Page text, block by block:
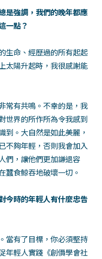
是強調，我們的晚年都應
一點？
生命、經歷過的所有起起
太陽升起時，我很感謝能
常有共鳴。不幸的是，我
世界的所作所為令我感到
到。大自然是如此美麗，
不夠年輕，否則我會加入
們，讓他們更加謙退容
蠶食鯨吞地破壞一切。
今時的年輕人有什麼忠告
當有了目標，你必須堅持
年輕人實踐《創價學會社